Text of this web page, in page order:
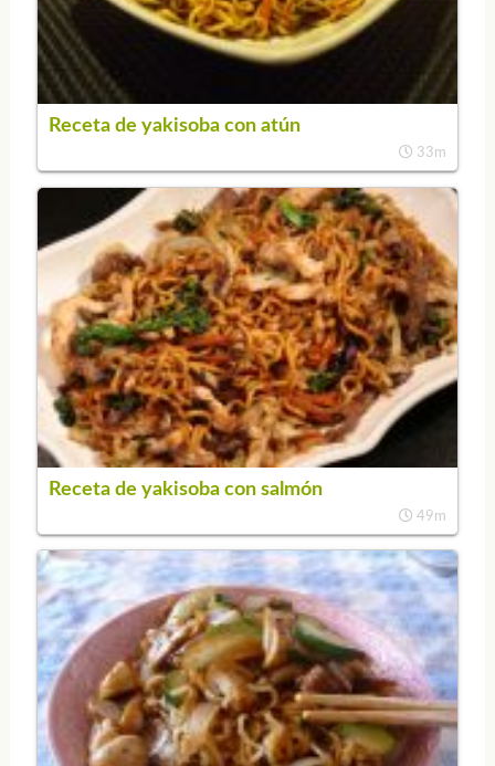
Receta de yakisoba con atún
33m
Receta de yakisoba con salmón
49m